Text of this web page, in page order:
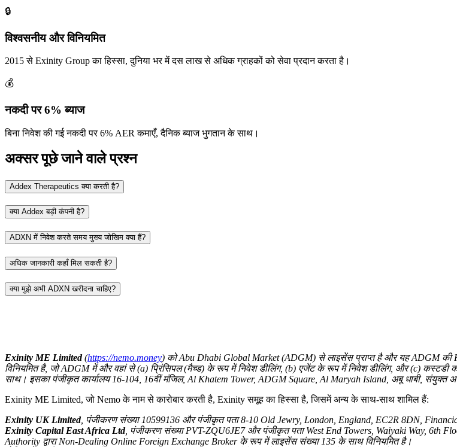
🔒
विश्वसनीय और विनियमित
2015 से Exinity Group का हिस्सा, दुनिया भर में दस लाख से अधिक ग्राहकों को सेवा प्रदान करता है।
💰
नकदी पर 6% ब्याज
बिना निवेश की गई नकदी पर 6% AER कमाएँ, दैनिक ब्याज भुगतान के साथ।
अक्सर पूछे जाने वाले प्रश्न
Addex Therapeutics क्या करती है?
क्या Addex बड़ी कंपनी है?
ADXN में निवेश करते समय मुख्य जोखिम क्या हैं?
अधिक जानकारी कहाँ मिल सकती है?
क्या मुझे अभी ADXN खरीदना चाहिए?
Exinity ME Limited(https://nemo.money) को Abu Dhabi Global Market (ADGM) से लाइसेंस प्राप्त है और यह ADGM की
विनियमित है, जो ADGM में और वहां से (a) प्रिंसिपल (मैच्ड) के रूप में निवेश डीलिंग, (b) एजेंट के रूप में निवेश डीलिंग, और (c) कस्टडी
साथ। इसका पंजीकृत कार्यालय 16-104, 16वीं मंजिल, Al Khatem Tower, ADGM Square, Al Maryah Island, अबू धाबी, संयुक्त
Exinity ME Limited, जो Nemo के नाम से कारोबार करती है, Exinity समूह का हिस्सा है, जिसमें अन्य के साथ-साथ शामिल हैं:
Exinity UK Limited, पंजीकरण संख्या 10599136 और पंजीकृत पता 8-10 Old Jewry, London, England, EC2R 8DN,
Exinity Capital East Africa Ltd, पंजीकरण संख्या PVT-ZQU6JE7 और पंजीकृत पता West End Towers, Waiyaki Way, 6th
Authority द्वारा Non-Dealing Online Foreign Exchange Broker के रूप में लाइसेंस संख्या 135 के साथ विनियमित है।